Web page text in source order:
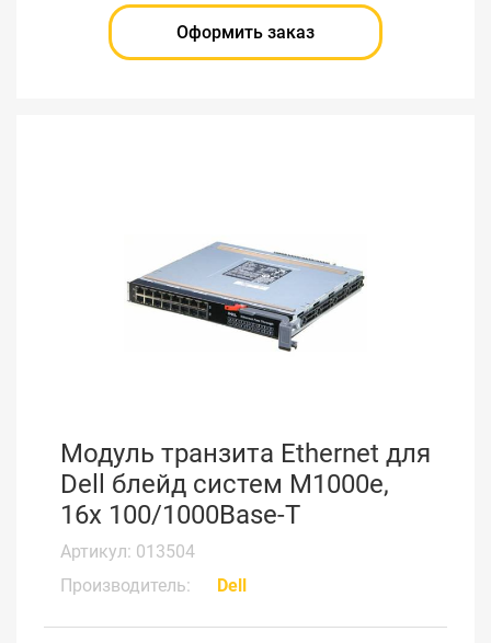
Оформить заказ
Модуль транзита Ethernet для
Dell блейд систем M1000e,
16х 100/1000Base-T
Артикул: 013504
Производитель:
Dell